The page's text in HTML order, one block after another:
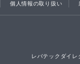
個人情報の取り扱い
レバテックダイレ